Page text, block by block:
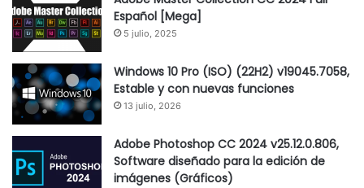
Español [Mega]
5 julio, 2025
Windows 10 Pro (ISO) (22H2) v19045.7058,
Estable y con nuevas funciones
13 julio, 2026
Adobe Photoshop CC 2024 v25.12.0.806,
Software diseñado para la edición de
imágenes (Gráficos)